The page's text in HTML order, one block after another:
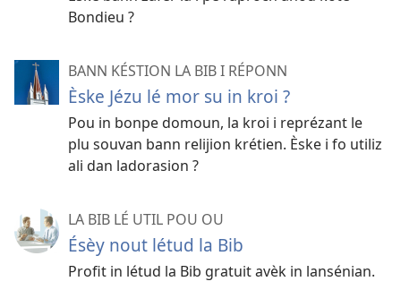
Bondieu ?
BANN KÉSTION LA BIB I RÉPONN
Èske Jézu lé mor su in kroi ?
Pou in bonpe domoun, la kroi i reprézant le
plu souvan bann relijion krétien. Èske i fo utiliz
ali dan ladorasion ?
LA BIB LÉ UTIL POU OU
Ésèy nout létud la Bib
Profit in létud la Bib gratuit avèk in lansénian.